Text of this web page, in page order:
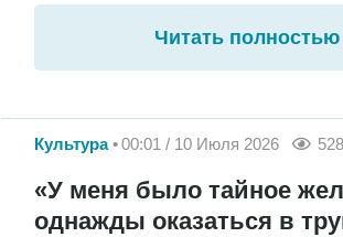
Читать полностью
Культура 00:01 / 10 Июля 2026
«У меня было тайное
однажды оказаться в